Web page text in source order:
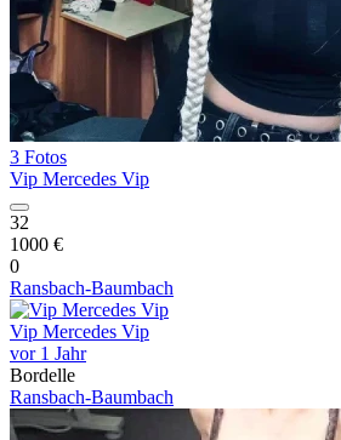
3 Fotos
Vip Mercedes Vip
32
1000 €
0
Ransbach-Baumbach
Vip Mercedes Vip
vor 1 Jahr
Bordelle
Ransbach-Baumbach